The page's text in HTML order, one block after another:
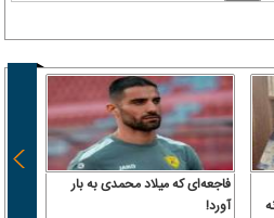
فاجعه‌ای که میلاد محمدی به بار
آورد!